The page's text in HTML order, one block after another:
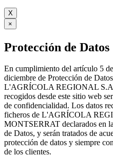
X
×
Protección de Datos
En cumplimiento del artículo 5
diciembre de Protección de
L'AGRÍCOLA REGIONAL S.A.
recogidos desde este sitio web
de confidencialidad. Los datos
ficheros de L'AGRÍCOLA
MONTSERRAT declarados en
de Datos, y serán tratados de
protección de datos y siempre
de los clientes.